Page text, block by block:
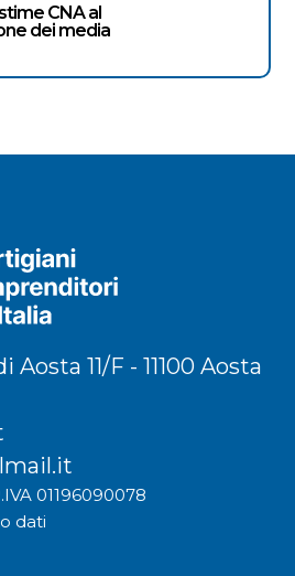
CNA al
dei media
Aosta 11/F - 11100 Aosta
01196090078
dati